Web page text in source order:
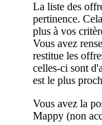
La liste des
pertinence.
plus à vos
Vous avez
restitue les
celles-ci sont
est le plus
Vous avez la
Mappy (non